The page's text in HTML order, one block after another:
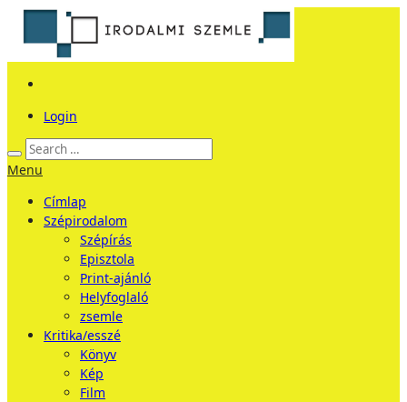
Login
Menu
Címlap
Szépirodalom
Szépírás
Episztola
Print-ajánló
Helyfoglaló
zsemle
Kritika/esszé
Könyv
Kép
Film